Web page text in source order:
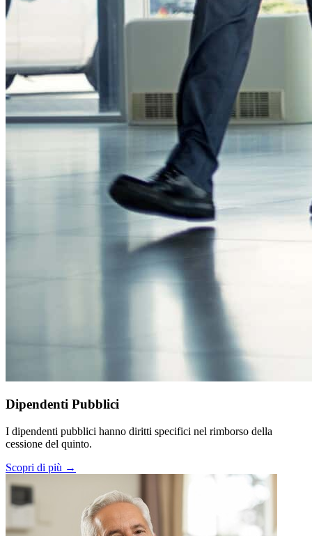
Dipendenti Pubblici
I dipendenti pubblici hanno diritti specifici nel rimborso della
cessione del quinto.
Scopri di più →